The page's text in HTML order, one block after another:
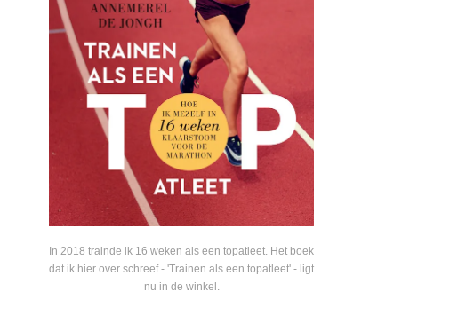
In 2018 trainde ik 16 weken als een topatleet. Het boek
dat ik hier over schreef - 'Trainen als een topatleet' - ligt
nu in de winkel.